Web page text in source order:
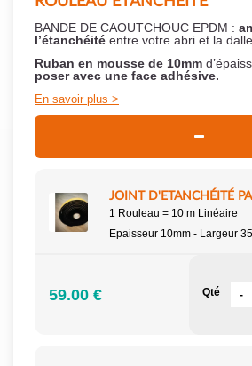
BANDE DE CAOUTCHOUC EPDM :
l’étanchéité entre votre abri et la
Ruban en mousse de 10mm
poser avec une face adhésive.
En savoir plus
JOINT D'ETANCHÉITÉ
1 Rouleau = 10 m Linéaire
Epaisseur 10mm - Largeur
59.00 € Qté